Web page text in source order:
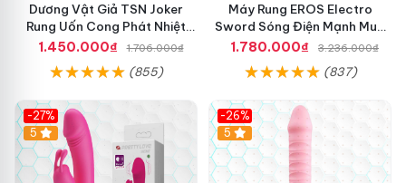
Dương Vật Giả TSN Joker
Rung Uốn Cong Phát Nhiệt
Cao Cấp
1.450.000₫ 1.706.000₫
(855)
Máy Rung EROS Electro
Sword Sóng Điện Mạnh Mua
Ngay Giá Tốt
1.780.000₫ 3.236.000₫
(837)
-27%
Hot
5
-26%
Hot
5